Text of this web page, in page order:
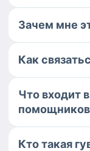
Зачем мне
Как
Что входит
Кто такая